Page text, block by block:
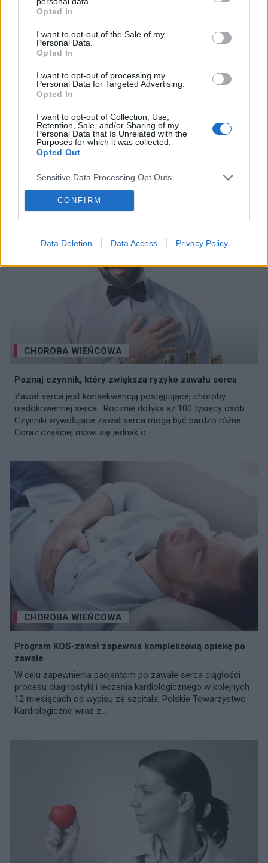
Opted In
I want to opt-out of the Sale of my
Personal Data.
Opted In
I want to opt-out of processing my
Personal Data for Targeted Advertising.
Opted In
I want to opt-out of Collection, Use,
Retention, Sale, and/or Sharing of my
Personal Data that Is Unrelated with the
Purposes for which it was collected.
Opted Out
Sensitive Data Processing Opt Outs
CONFIRM
Data Deletion Data Access Privacy Policy
CHOROBA WIEŃCOWA
Zawał – musi być nowocześnie nie tylko przez chwilę
Choć leczenie interwencyjne Ostrego Zespołu Wieńcowego
w Polsce stoi na najwyższym światowym poziomie, eksperci
dostrzegają istotne obszary wymagające poprawy w tej
jednostce chorobowej. Jednym z...
CHOROBA WIEŃCOWA
Poznaj czynnik, który zwiększa ryzyko zawału serca
Zawał serca jest konsekwencją postępującej choroby
niedokrwiennej serca. Rocznie dotyka aż 100 tysięcy osób.
Czynniki wywołujące zawał serca mogą być bardzo różne.
Coraz częściej mówi się jednak o...
CHOROBA WIEŃCOWA
Program KOS-zawał zapewnia kompleksową opiekę po
zawale
W celu zapewnienia pacjentom po zawale serca ciągłości
procesu diagnostyki i leczenia kardiologicznego w kolejnych
12 miesiącach od wypisu ze szpitala, Polskie Towarzystwo
Kardiologiczne wraz z...